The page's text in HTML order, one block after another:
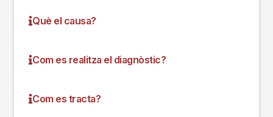
Què el causa?
Com es realitza el diagnòstic?
Com es tracta?